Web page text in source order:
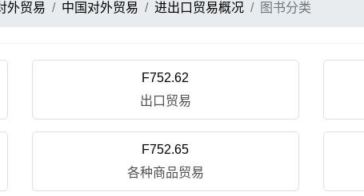
外贸易 中国对外贸易 进出口贸易概况 图书分类
F752.62
出口贸易
F752.65
各种商品贸易